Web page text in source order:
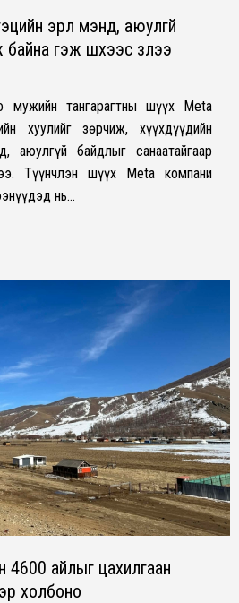
эрүүл мэнд, аюулгүй
гэж шүүхээс үзлээ
тангарагтны шүүх Meta
хуулийг зөрчиж, хүүхдүүдийн
аюулгүй байдлыг санаатайгаар
Түүнчлэн шүүх Meta компани
нь…
4600 айлыг цахилгаан
холбоно